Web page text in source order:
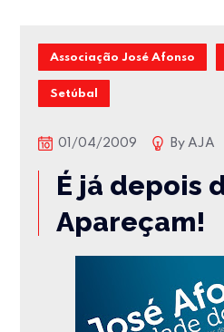
Associação José Afonso
Setúbal
01/04/2009 ByAJA
É já depois
Apareçam!